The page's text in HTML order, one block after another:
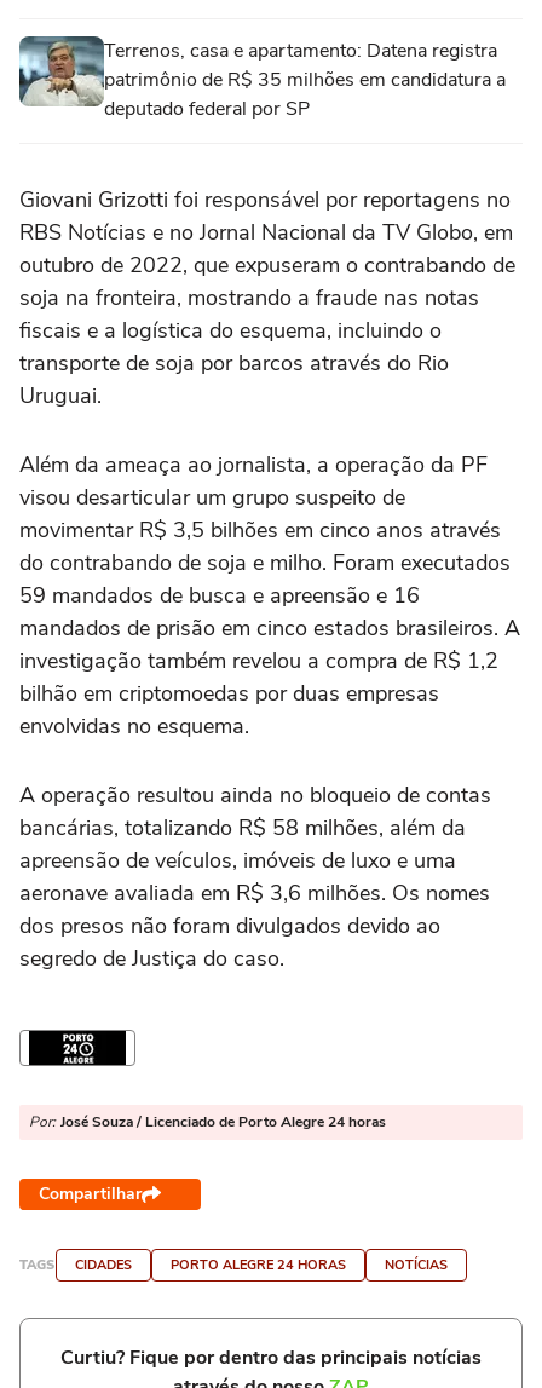
Terrenos, casa e apartamento: Datena registra
patrimônio de R$ 35 milhões em candidatura a
deputado federal por SP
Giovani Grizotti foi responsável por reportagens no
RBS Notícias e no Jornal Nacional da TV Globo, em
outubro de 2022, que expuseram o contrabando de
soja na fronteira, mostrando a fraude nas notas
fiscais e a logística do esquema, incluindo o
transporte de soja por barcos através do Rio
Uruguai.
Além da ameaça ao jornalista, a operação da PF
visou desarticular um grupo suspeito de
movimentar R$ 3,5 bilhões em cinco anos através
do contrabando de soja e milho. Foram executados
59 mandados de busca e apreensão e 16
mandados de prisão em cinco estados brasileiros. A
investigação também revelou a compra de R$ 1,2
bilhão em criptomoedas por duas empresas
envolvidas no esquema.
A operação resultou ainda no bloqueio de contas
bancárias, totalizando R$ 58 milhões, além da
apreensão de veículos, imóveis de luxo e uma
aeronave avaliada em R$ 3,6 milhões. Os nomes
dos presos não foram divulgados devido ao
segredo de Justiça do caso.
Por: José Souza / Licenciado de Porto Alegre 24 horas
Compartilhar
TAGS CIDADES PORTO ALEGRE 24 HORAS NOTÍCIAS
Curtiu? Fique por dentro das principais notícias